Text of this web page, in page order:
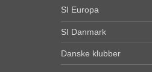
SI Europa
SI Danmark
Danske klubber